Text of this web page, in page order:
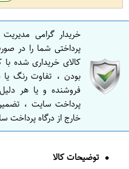
خریدار گرامی
پرداختی شما را در
کالای خریداری شده
بودن ، تفاوت رنگ یا
فروشنده و یا هر
پرداخت سایت ،
خارج از درگاه پرداخت
توضیحات کالا